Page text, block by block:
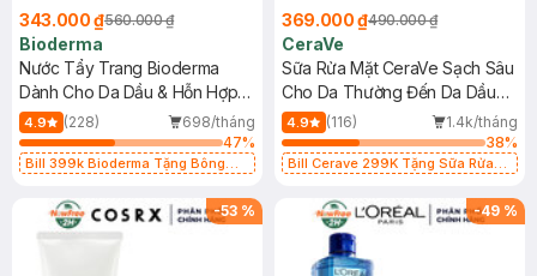
343.000 ₫560.000 ₫
Bioderma
Nước Tẩy Trang Bioderma
Dành Cho Da Dầu & Hỗn Hợp
500ml
4.9 (228)
698/tháng
47%
Bill 399k Bioderma Tặng Bông
369.000 ₫490.000 ₫
CeraVe
Sữa Rửa Mặt CeraVe Sạch Sâu
Cho Da Thường Đến Da Dầu
473ml
4.9 (116)
1.4k/tháng
38%
Bill Cerave 299K Tặng Sữa Rửa
-53 % -49 %